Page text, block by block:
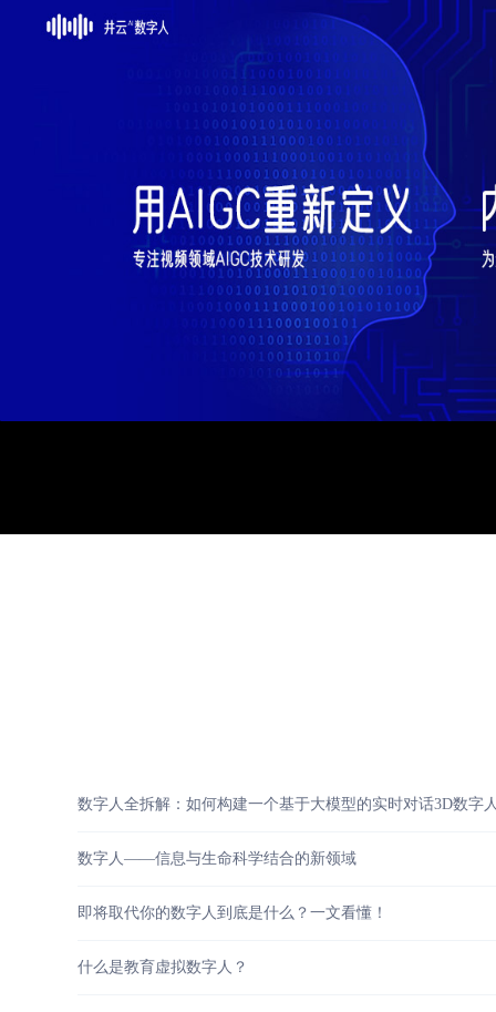
数字人全拆解：如何构建一个基于大模型的实时对话3D数字
数字人——信息与生命科学结合的新领域
即将取代你的数字人到底是什么？一文看懂！
什么是教育虚拟数字人？